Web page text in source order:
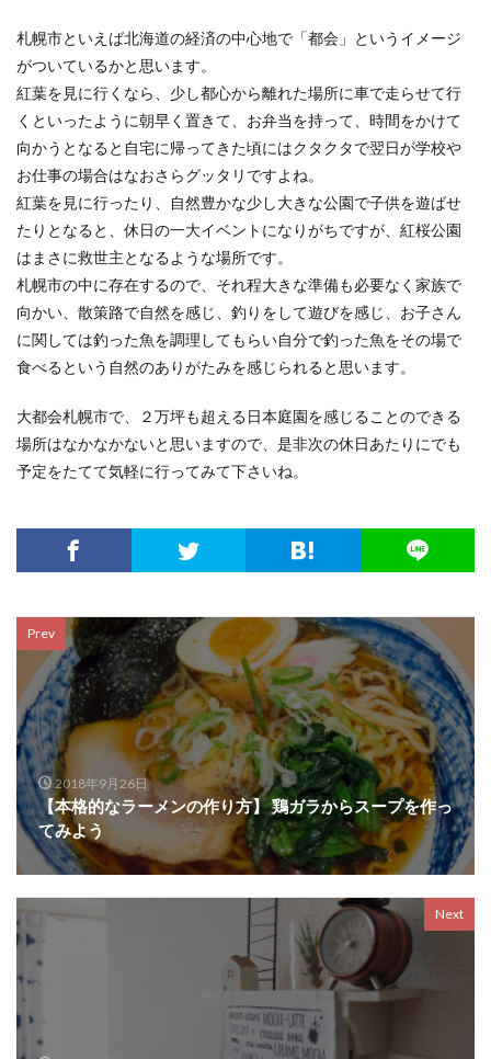
札幌市といえば北海道の経済の中心地で「都会」というイメージ
がついているかと思います。
紅葉を見に行くなら、少し都心から離れた場所に車で走らせて行
くといったように朝早く置きて、お弁当を持って、時間をかけて
向かうとなると自宅に帰ってきた頃にはクタクタで翌日が学校や
お仕事の場合はなおさらグッタリですよね。
紅葉を見に行ったり、自然豊かな少し大きな公園で子供を遊ばせ
たりとなると、休日の一大イベントになりがちですが、紅桜公園
はまさに救世主となるような場所です。
札幌市の中に存在するので、それ程大きな準備も必要なく家族で
向かい、散策路で自然を感じ、釣りをして遊びを感じ、お子さん
に関しては釣った魚を調理してもらい自分で釣った魚をその場で
食べるという自然のありがたみを感じられると思います。
大都会札幌市で、２万坪も超える日本庭園を感じることのできる
場所はなかなかないと思いますので、是非次の休日あたりにでも
予定をたてて気軽に行ってみて下さいね。
Prev
2018年9月26日
【本格的なラーメンの作り方】 鶏ガラからスープを作っ
てみよう
Next